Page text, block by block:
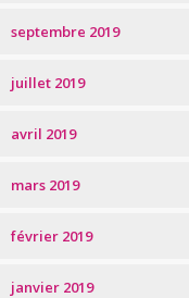
septembre 2019
juillet 2019
avril 2019
mars 2019
février 2019
janvier 2019